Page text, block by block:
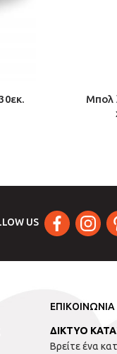
Μπολ
US
ΕΠΙΚΟΙΝΩΝΙΑ
ΔΙΚΤΥΟ
Βρείτε ένα